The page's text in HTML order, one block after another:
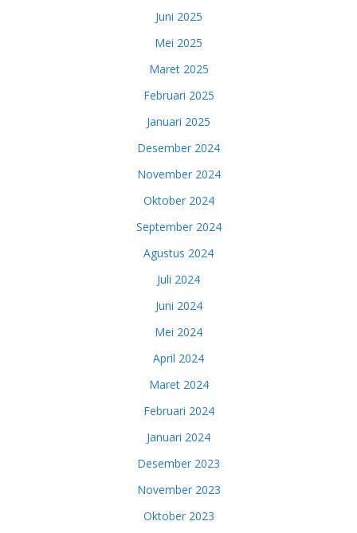
Juni 2025
Mei 2025
Maret 2025
Februari 2025
Januari 2025
Desember 2024
November 2024
Oktober 2024
September 2024
Agustus 2024
Juli 2024
Juni 2024
Mei 2024
April 2024
Maret 2024
Februari 2024
Januari 2024
Desember 2023
November 2023
Oktober 2023